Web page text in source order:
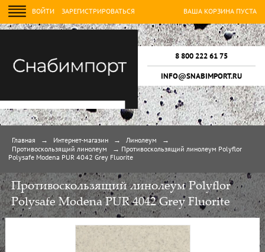
ВОЙТИ ЗАРЕГИСТРИРОВАТЬСЯ ВАША КОРЗИНА ПУСТА
8 800 222 61 75
INFO@SNABIMPORT.RU
Главная → Интернет-магазин → Линолеум
→
Противоскользящий линолеум
→
Противоскользящий линолеум Polyflor
Polysafe Modena PUR 4042 Grey Fluorite
Противоскользящий линолеум Polyflor
Polysafe Modena PUR 4042 Grey Fluorite